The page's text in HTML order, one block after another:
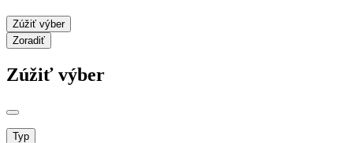
Zúžiť výber
Zoradiť
Zúžiť výber
Typ